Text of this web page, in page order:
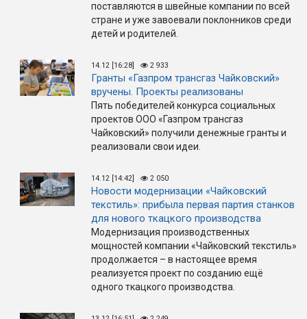
поставляются в швейные компании по всей
стране и уже завоевали поклонников среди
детей и родителей.
14.12 [16:28] 2 933
Гранты «Газпром трансгаз Чайковский»
вручены. Проекты реализованы
Пять победителей конкурса социальных
проектов ООО «Газпром трансгаз
Чайковский» получили денежные гранты и
реализовали свои идеи.
14.12 [14:42] 2 050
Новости модернизации «Чайковский
текстиль»: прибыла первая партия станков
для нового ткацкого производства
Модернизация производственных
мощностей компании «Чайковский текстиль»
продолжается – в настоящее время
реализуется проект по созданию ещё
одного ткацкого производства.